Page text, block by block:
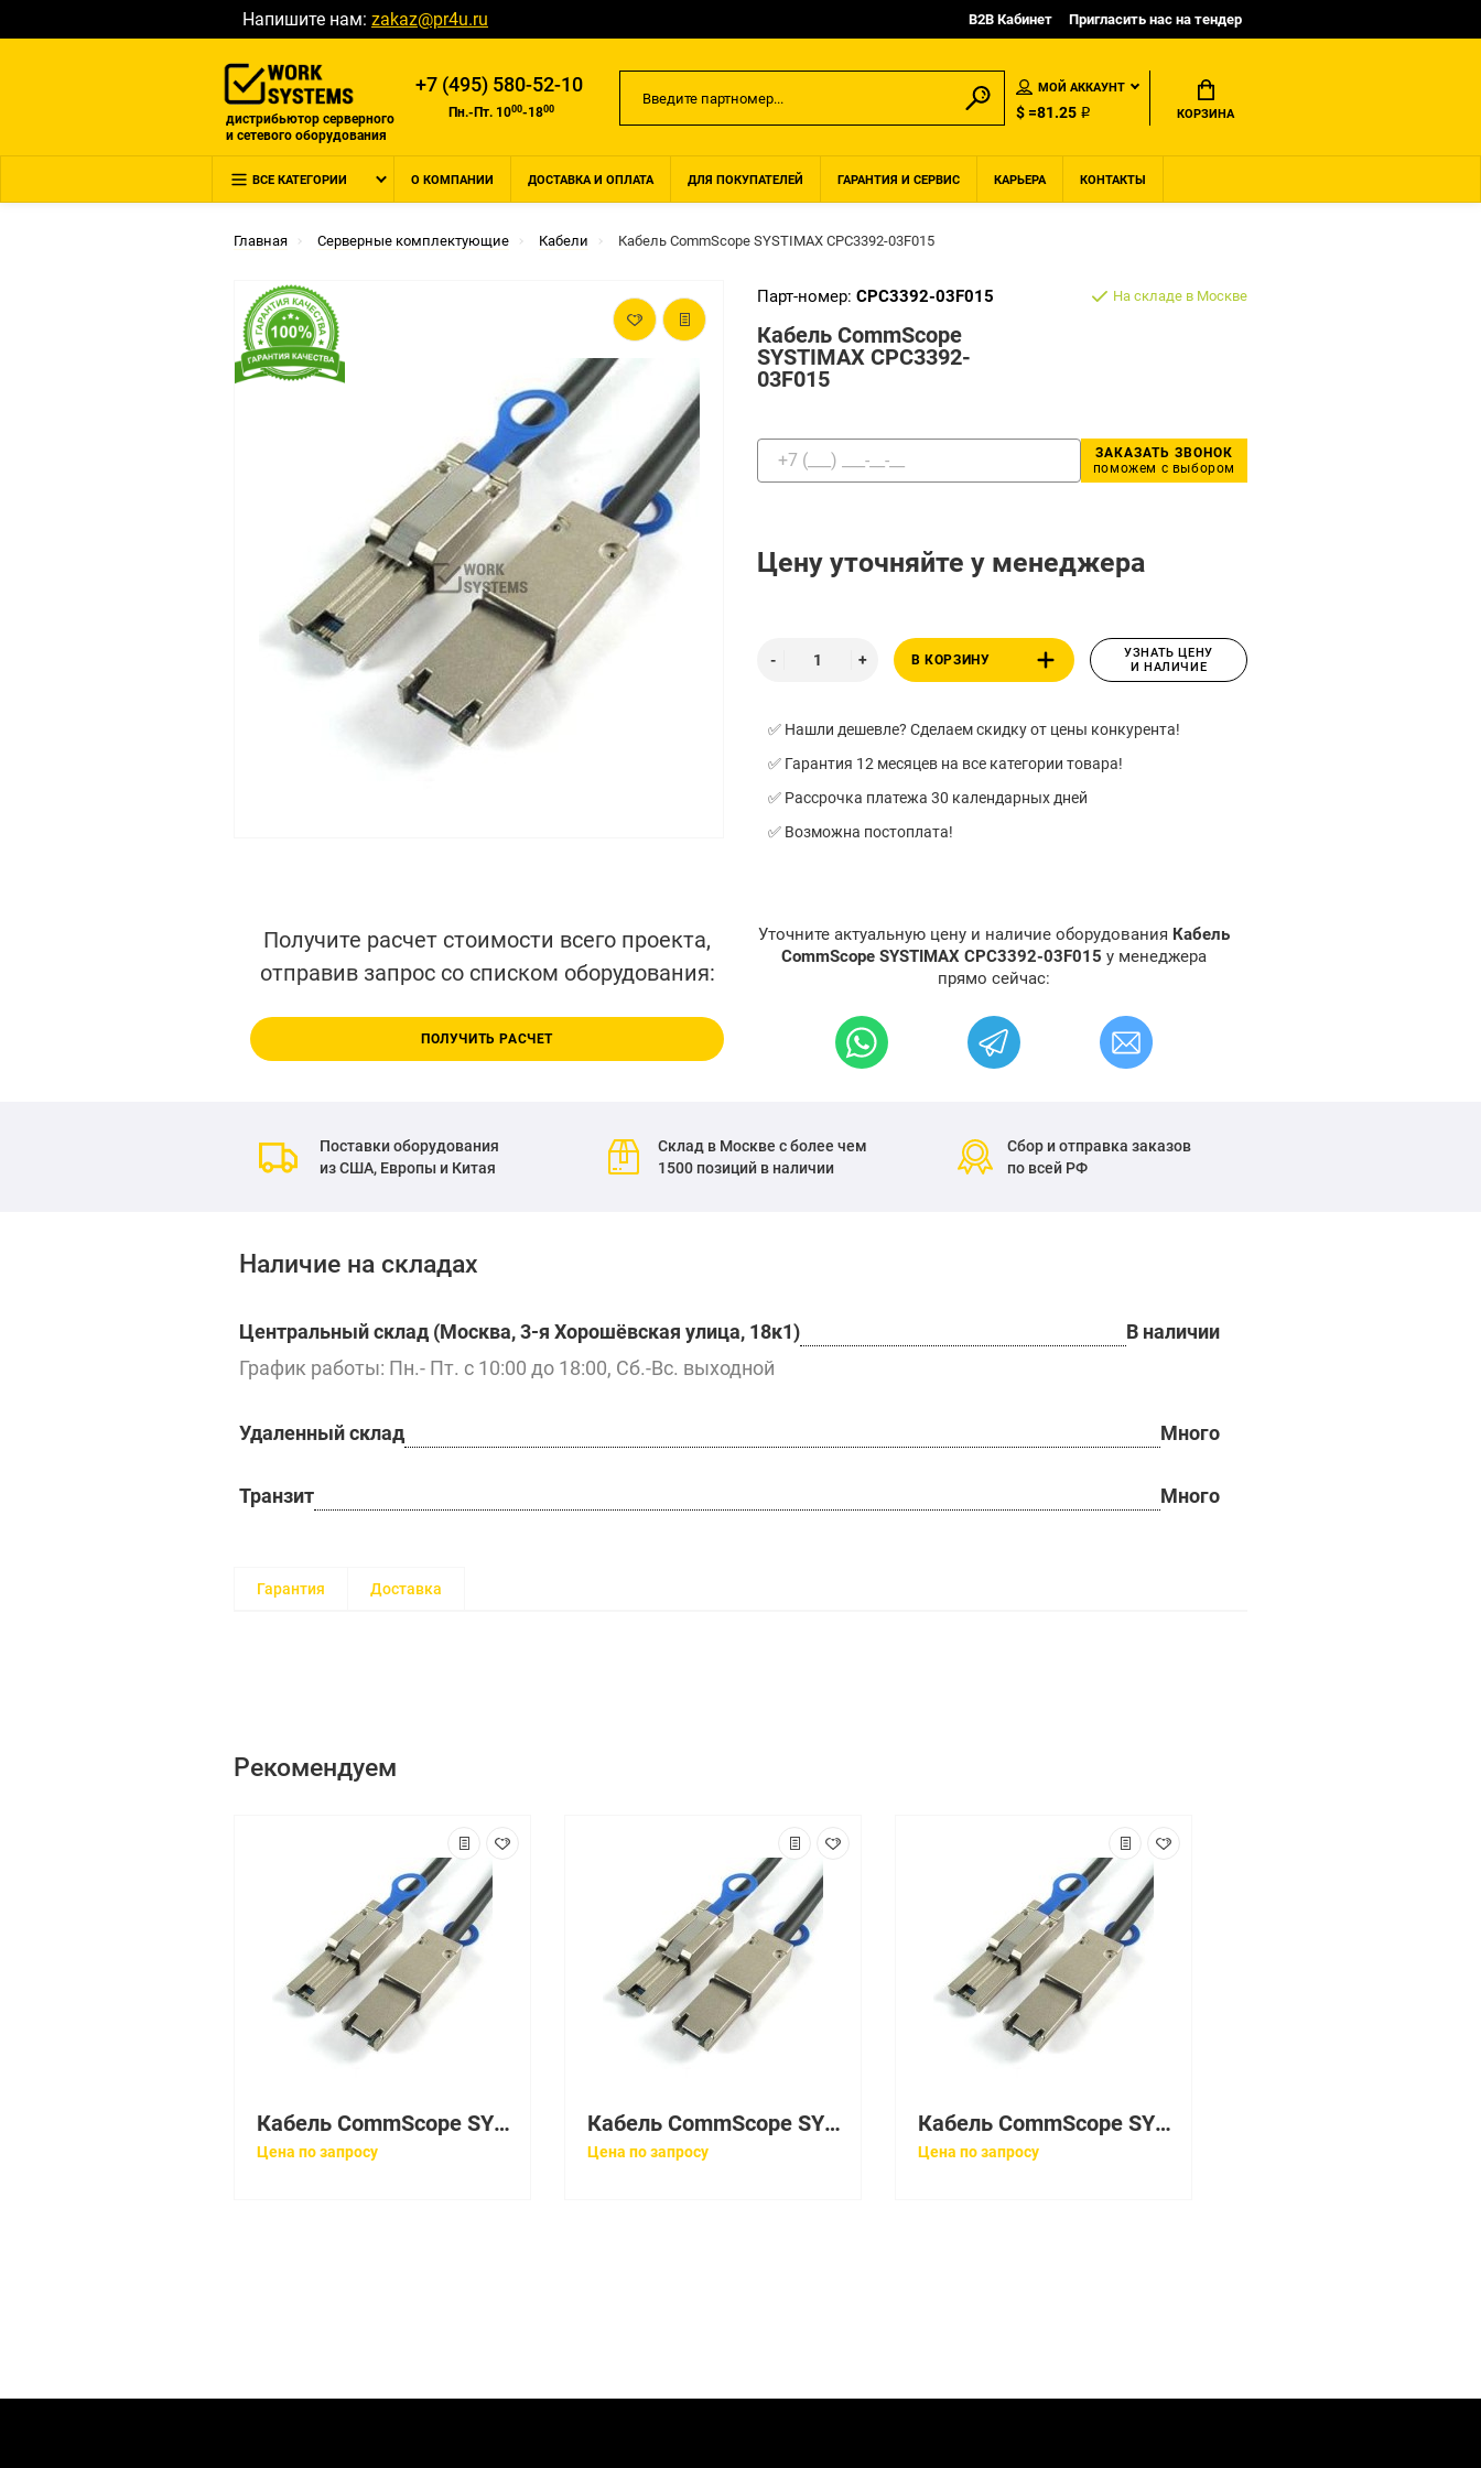
Напишите нам: zakaz@pr4u.ru B2B Кабинет Пригласить нас на тендер
дистрибьютор серверного
и сетевого оборудования
+7 (495) 580-52-10
Пн.-Пт. 1000-1800
МОЙ АККАУНТ
$ =81.25 ₽ КОРЗИНА
ВСЕ КАТЕГОРИИ О КОМПАНИИ ДОСТАВКА И ОПЛАТА ДЛЯ ПОКУПАТЕЛЕЙ ГАРАНТИЯ И СЕРВИС КАРЬЕРА КОНТАКТЫ
Главная Серверные комплектующие Кабели Кабель CommScope SYSTIMAX CPC3392-03F015
Парт-номер: CPC3392-03F015
Кабель CommScope
SYSTIMAX CPC3392-
03F015
На складе в Москве
ЗАКАЗАТЬ ЗВОНОК
поможем с выбором
Цену уточняйте у менеджера
В КОРЗИНУ
УЗНАТЬ ЦЕНУ
И НАЛИЧИЕ
✅ Нашли дешевле? Сделаем скидку от цены конкурента!
✅ Гарантия 12 месяцев на все категории товара!
✅ Рассрочка платежа 30 календарных дней
✅ Возможна постоплата!
Получите расчет стоимости всего проекта,
отправив запрос со списком оборудования:
ПОЛУЧИТЬ РАСЧЕТ
Уточните актуальную цену и наличие оборудования Кабель
CommScope SYSTIMAX CPC3392-03F015 у менеджера
прямо сейчас:
Поставки оборудования
из США, Европы и Китая
Склад в Москве с более чем
1500 позиций в наличии
Сбор и отправка заказов
по всей РФ
Наличие на складах
Центральный склад (Москва, 3-я Хорошёвская улица, 18к1)
В наличии
График работы: Пн.- Пт. с 10:00 до 18:00, Сб.-Вс. выходной
Удаленный склад Много
Транзит Много
Гарантия Доставка
Рекомендуем
Кабель CommScope SYSTIMAX CPC3392-03F019
Цена по запросу
Кабель CommScope SYSTIMAX CPC3392-03F009
Цена по запросу
Кабель CommScope SYSTIMAX CPC3392-03F007
Цена по запросу